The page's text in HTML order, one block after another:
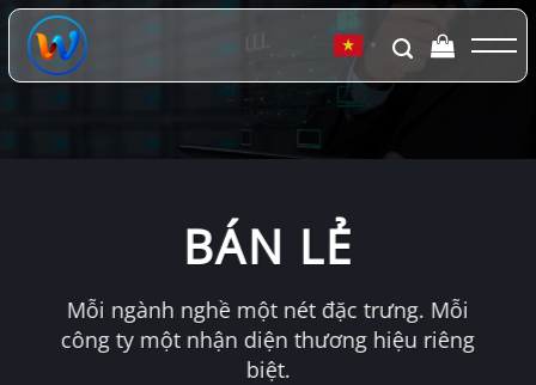
Chuyển
đến
dung
▼
BÁN LẺ
Mỗi ngành nghề một nét đặc trưng. Mỗi
công ty một nhận diện thương hiệu riêng
biệt.